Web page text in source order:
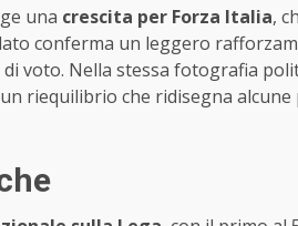
una crescita per Forza Italia,
conferma un leggero
voto. Nella stessa fotografia
riequilibrio che ridisegna